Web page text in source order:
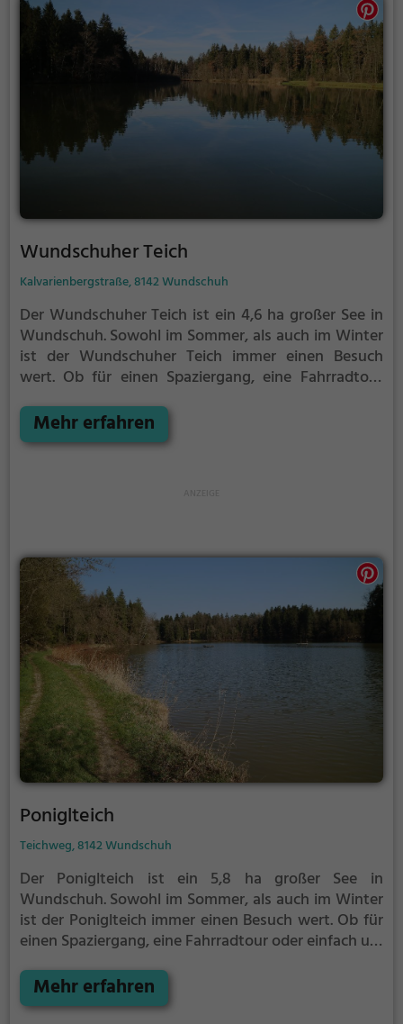
Wundschuher Teich
Kalvarienbergstraße, 8142 Wundschuh
Der Wundschuher Teich ist ein 4,6 ha großer See in
Wundschuh.Sowohl im Sommer, als auch im Winter
ist der Wundschuher Teich immer einen Besuch
wert. Ob für einen Spaziergang, eine Fahrradtour
Wundschuher Teich bietet zahlreiche Möglichkeiten
für Freizeitaktivitäten.
Mehr erfahren
Poniglteich
Teichweg, 8142 Wundschuh
Der Poniglteich ist ein 5,8 ha großer See in
Wundschuh.Sowohl im Sommer, als auch im Winter
ist der Poniglteich immer einen Besuch wert. Ob für
einen Spaziergang, eine Fahrradtour oder einfach um
zahlreiche Möglichkeiten für Freizeitaktivitäten.
Mehr erfahren